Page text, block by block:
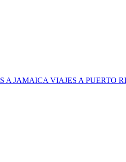
A JAMAICA VIAJES A PUERTO